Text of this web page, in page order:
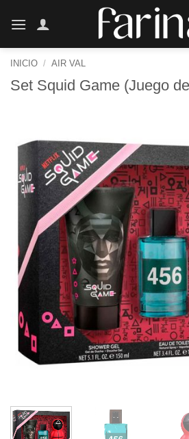
INICIO / AIR VAL
Set Squid Game (Juego